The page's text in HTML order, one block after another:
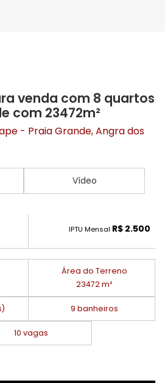
venda com 8 quartos
com 23472m²
- Praia Grande, Angra dos
Vídeo
IPTU Mensal R$ 2.500
Área do Terreno
23472 m²
9 banheiros
10 vagas